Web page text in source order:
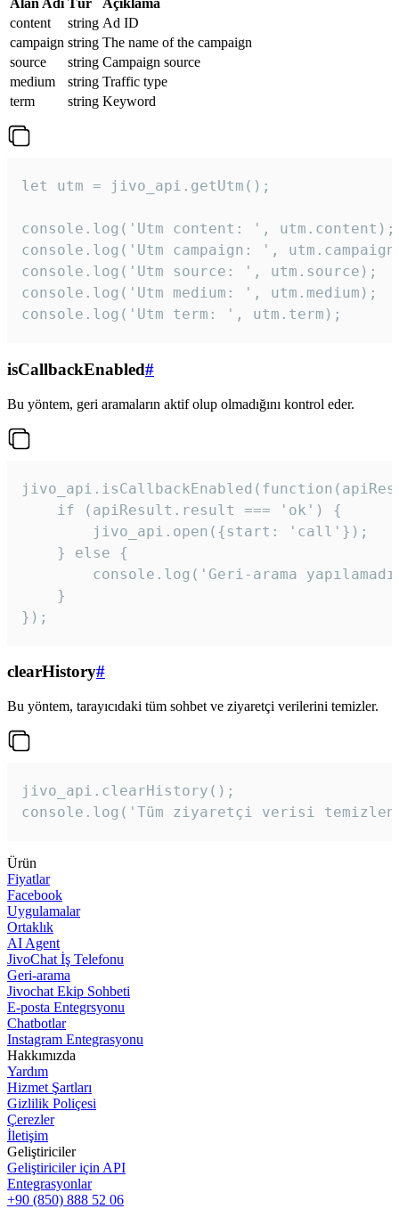
Alan Adı Tür
Açıklama
content
string Ad ID
campaign string The name of the campaign
source
string Campaign source
medium
string Traffic type
term
string Keyword
let utm = jivo_api.getUtm();
console.log('Utm content: ', utm.content);
console.log('Utm campaign: ',
console.log('Utm source: ', utm.source);
console.log('Utm medium: ', utm.medium);
console.log('Utm term: ', utm.term);
isCallbackEnabled#
Bu yöntem, geri aramaların aktif olup olmadığını kontrol eder.
    if (apiResult.result === 'ok') {
        jivo_api.open({start: 'call'});
    } else {
console.log('Geri-arama
    }
});
clearHistory#
Bu yöntem, tarayıcıdaki tüm sohbet ve ziyaretçi verilerini temizler.
jivo_api.clearHistory();
console.log('Tüm ziyaretçi verisi
Ürün
Fiyatlar
Facebook
Uygulamalar
Ortaklık
AI Agent
JivoChat İş Telefonu
Geri-arama
Jivochat Ekip Sohbeti
E-posta Entegrsyonu
Chatbotlar
Instagram Entegrasyonu
Hakkımızda
Yardım
Hizmet Şartları
Gizlilik Poliçesi
Çerezler
İletişim
Geliştiriciler
Geliştiriciler için API
Entegrasyonlar
+90 (850) 888 52 06